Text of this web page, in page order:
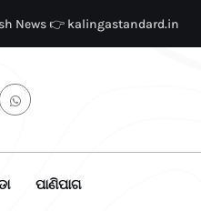
News 👉 kalingastandard.in
ପାଣିପାଗ